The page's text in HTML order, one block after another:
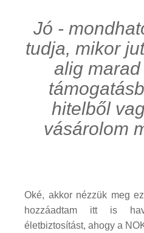
Jó -
tudja, mikor
alig
hitelből
vásárolom
Oké, akkor nézzük meg
hozzáadtam itt is
életbiztosítást, ahogy a